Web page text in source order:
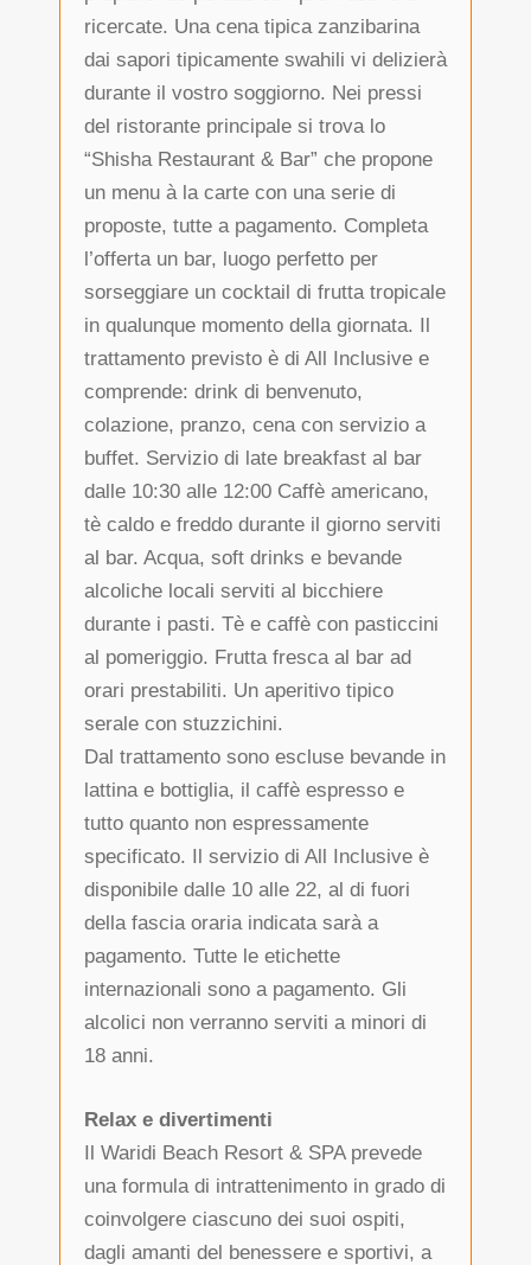
ricercate. Una cena tipica zanzibarina
dai sapori tipicamente swahili vi delizierà
durante il vostro soggiorno. Nei pressi
del ristorante principale si trova lo
“Shisha Restaurant & Bar” che propone
un menu à la carte con una serie di
proposte, tutte a pagamento. Completa
l’offerta un bar, luogo perfetto per
sorseggiare un cocktail di frutta tropicale
in qualunque momento della giornata. Il
trattamento previsto è di All Inclusive e
comprende: drink di benvenuto,
colazione, pranzo, cena con servizio a
buffet. Servizio di late breakfast al bar
dalle 10:30 alle 12:00 Caffè americano,
tè caldo e freddo durante il giorno serviti
al bar. Acqua, soft drinks e bevande
alcoliche locali serviti al bicchiere
durante i pasti. Tè e caffè con pasticcini
al pomeriggio. Frutta fresca al bar ad
orari prestabiliti. Un aperitivo tipico
serale con stuzzichini.
Dal trattamento sono escluse bevande in
lattina e bottiglia, il caffè espresso e
tutto quanto non espressamente
specificato. Il servizio di All Inclusive è
disponibile dalle 10 alle 22, al di fuori
della fascia oraria indicata sarà a
pagamento. Tutte le etichette
internazionali sono a pagamento. Gli
alcolici non verranno serviti a minori di
18 anni.
Relax e divertimenti
Il Waridi Beach Resort & SPA prevede
una formula di intrattenimento in grado di
coinvolgere ciascuno dei suoi ospiti,
dagli amanti del benessere e sportivi, a